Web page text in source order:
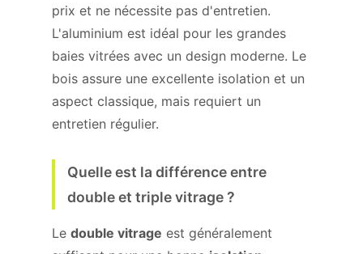
prix et ne nécessite pas d'entretien.
L'aluminium est idéal pour les grandes
baies vitrées avec un design moderne. Le
bois assure une excellente isolation et un
aspect classique, mais requiert un
entretien régulier.
Quelle est la différence entre
double et triple vitrage ?
Le double vitrage est généralement